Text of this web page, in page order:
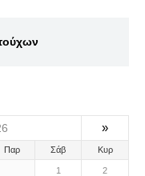
»
Παρ Σάβ Κυρ
1 2